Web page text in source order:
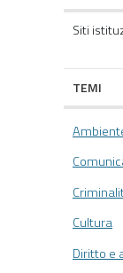
Siti
TEMI
Cultura
Diritto e